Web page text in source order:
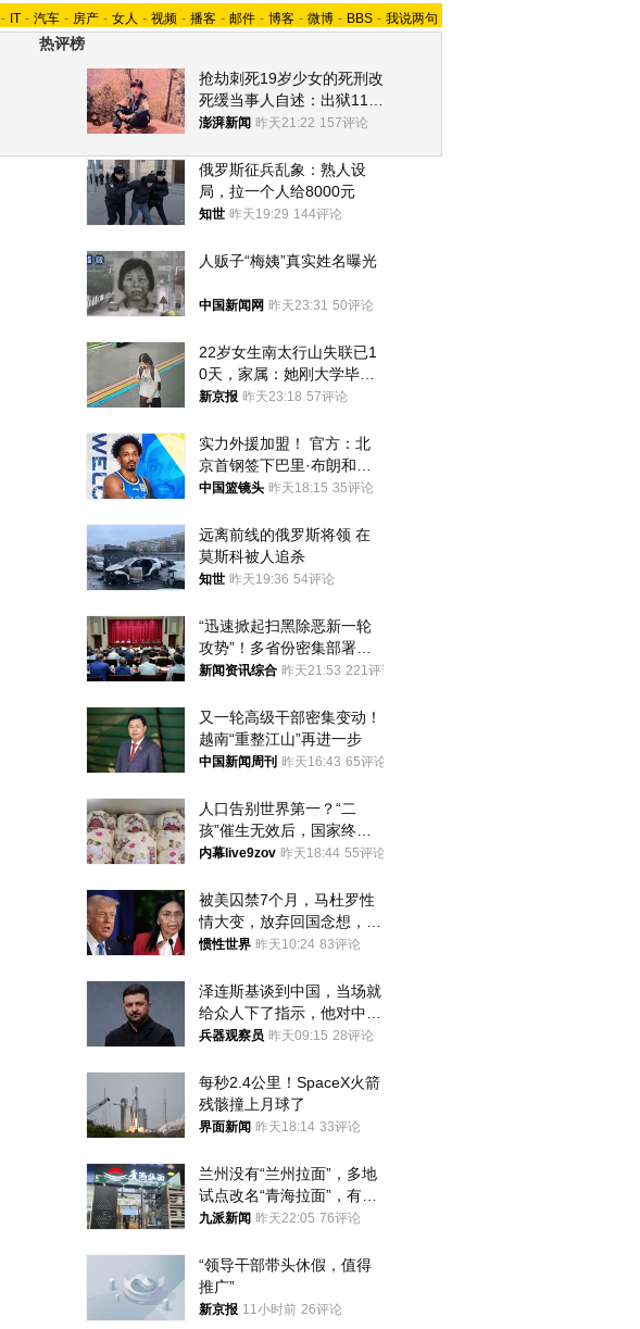
- IT - 汽车 - 房产 - 女人 - 视频 - 播客 - 邮件 - 博客 - 微博 - BBS - 我说两句
热评榜
抢劫刺死19岁少女的死刑改
死缓当事人自述：出狱11年
间始终刻意躲避被害人家属
澎湃新闻 昨天21:22 157评论
俄罗斯征兵乱象：熟人设
局，拉一个人给8000元
知世 昨天19:29 144评论
人贩子“梅姨”真实姓名曝光
中国新闻网 昨天23:31 50评论
22岁女生南太行山失联已1
0天，家属：她刚大学毕业
想到山里旅行
新京报 昨天23:18 57评论
实力外援加盟！ 官方：北
京首钢签下巴里·布朗和桑
普森
中国篮镜头 昨天18:15 35评论
远离前线的俄罗斯将领 在
莫斯科被人追杀
知世 昨天19:36 54评论
“迅速掀起扫黑除恶新一轮
攻势”！多省份密集部署，
公布举报方式
新闻资讯综合 昨天21:53 221评论
又一轮高级干部密集变动！
越南“重整江山”再进一步
中国新闻周刊 昨天16:43 65评论
人口告别世界第一？“二
孩”催生无效后，国家终于
向住房出手了！
内幕live9zov 昨天18:44 55评论
被美囚禁7个月，马杜罗性
情大变，放弃回国念想，最
后嘱托已公开
惯性世界 昨天10:24 83评论
泽连斯基谈到中国，当场就
给众人下了指示，他对中国
和中乌关系，显然又有了新
兵器观察员 昨天09:15 28评论
每秒2.4公里！SpaceX火箭
残骸撞上月球了
界面新闻 昨天18:14 33评论
兰州没有“兰州拉面”，多地
试点改名“青海拉面”，有商
家改名已两年
九派新闻 昨天22:05 76评论
“领导干部带头休假，值得
推广”
新京报 11小时前 26评论